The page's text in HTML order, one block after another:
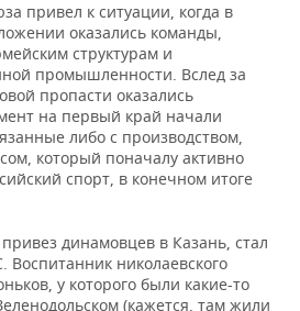
привел к ситуации, когда в
оказались команды,
структурам и
промышленности. Вслед за
пропасти оказались
на первый край начали
либо с производством,
который поначалу активно
спорт, в конечном итоге
динамовцев в Казань, стал
николаевского
у которого были какие-то
(кажется, там жили